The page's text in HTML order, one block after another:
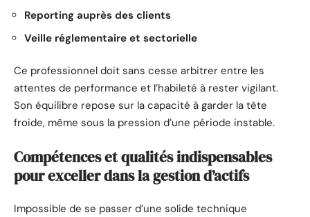
Reporting auprès des clients
Veille réglementaire et sectorielle
Ce professionnel doit sans cesse arbitrer entre les
attentes de performance et l’habileté à rester vigilant.
Son équilibre repose sur la capacité à garder la tête
froide, même sous la pression d’une période instable.
Compétences et qualités indispensables
pour exceller dans la gestion d’actifs
Impossible de se passer d’une solide technique